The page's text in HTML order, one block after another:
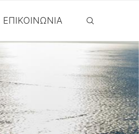
ΕΠΙΚΟΙΝΩΝΊΑ